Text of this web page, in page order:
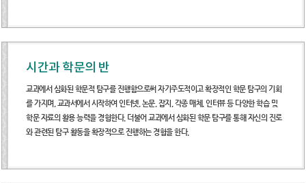
시간과 학문의 반
교과에서 심화된 학문적 탐구를 진행함으로써 자기주도적이고 확장적인 학문 탐구의 기회
를 가지며, 교과서에서 시작하여 인터넷, 논문, 잡지, 각종 매체, 인터뷰 등 다양한 학습 및
학문 자료의 활용 능력을 경험한다. 더불어 교과에서 심화된 학문 탐구를 통해 자신의 진로
와 관련된 탐구 활동을 확장적으로 진행하는 경험을 한다.